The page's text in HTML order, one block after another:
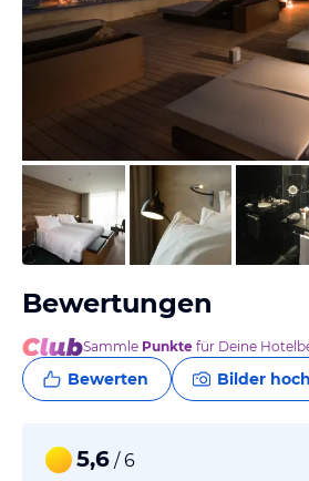
vom Hotelier, Mai 2016
Bewertungen
Sammle Punkte für Deine
Bewerten Bilder
5,6 / 6